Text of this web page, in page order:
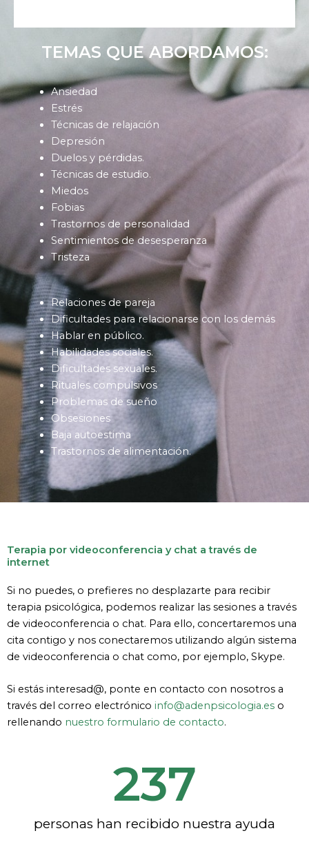
TEMAS QUE ABORDAMOS:
Ansiedad
Estrés
Técnicas de relajación
Depresión
Duelos y pérdidas.
Técnicas de estudio.
Miedos
Fobias
Trastornos de personalidad
Sentimientos de desesperanza
Tristeza
Relaciones de pareja
Dificultades para relacionarse con los demás
Hablar en público.
Habilidades sociales.
Dificultades sexuales.
Rituales compulsivos
Problemas de sueño
Obsesiones
Baja autoestima
Trastornos de alimentación.
Si no puedes, o prefieres no desplazarte para recibir
terapia psicológica, podemos realizar las sesiones a través
de videoconferencia o chat. Para ello, concertaremos una
cita contigo y nos conectaremos utilizando algún sistema
de videoconferencia o chat como, por ejemplo, Skype.
Si estás interesad@, ponte en contacto con nosotros a
través del correo electrónico
info@adenpsicologia.es
rellenando
nuestro formulario de contacto
personas han recibido nuestra ayuda
237